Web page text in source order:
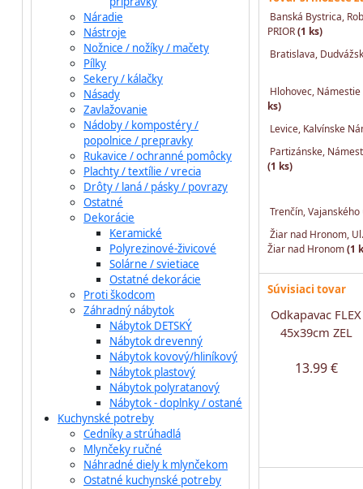
Náradie
Nástroje
Nožnice / nožíky / mačety
Pílky
Sekery / kálačky
Násady
Zavlažovanie
Nádoby / kompostéry /
popolnice / prepravky
Rukavice / ochranné pomôcky
Plachty / textílie / vrecia
Drôty / laná / pásky / povrazy
Ostatné
Dekorácie
Keramické
Polyrezinové-živicové
Solárne / svietiace
Ostatné dekorácie
Proti škodcom
Záhradný nábytok
Nábytok DETSKÝ
Nábytok drevenný
Nábytok kovový/hliníkový
Nábytok plastový
Nábytok polyratanový
Nábytok - doplnky / ostané
Kuchynské potreby
Cedníky a strúhadlá
Mlynčeky ručné
Náhradné diely k mlynčekom
Ostatné kuchynské potreby
Banská Bystrica,
PRIOR(1 ks)
Bratislava,
Hlohovec,
ks)
Levice, Kalvínske
Partizánske,
(1 ks)
Trenčín,
Žiar nad Hronom,
Žiar nad Hronom(1
Súvisiaci tovar
Odkapavac FLEX
45x39cm ZEL
13.99 €